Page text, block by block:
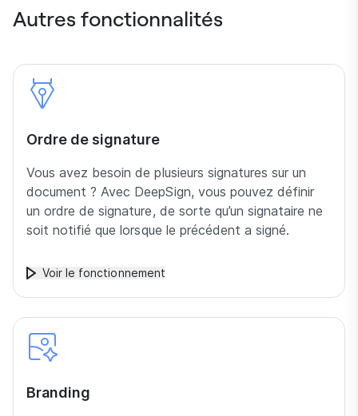
Autres fonctionnalités
Ordre de signature
Vous avez besoin de plusieurs signatures sur un
document ? Avec DeepSign, vous pouvez définir
un ordre de signature, de sorte qu’un signataire ne
soit notifié que lorsque le précédent a signé.
Voir le fonctionnement
Branding